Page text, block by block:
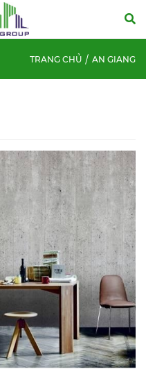
TRANG CHỦ AN GIANG